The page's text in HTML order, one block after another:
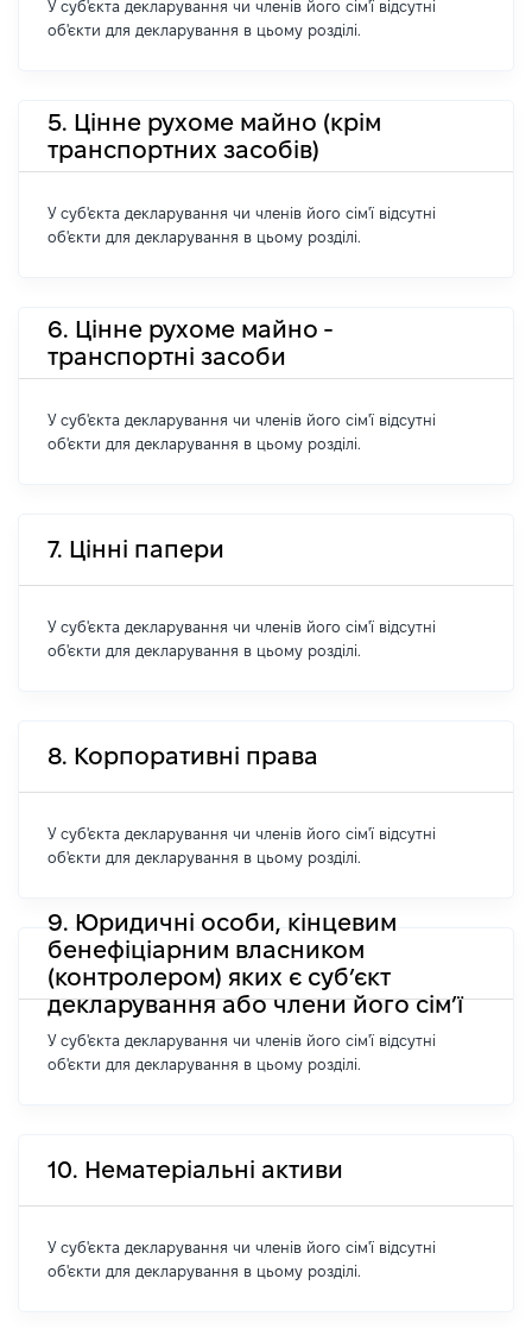
У суб'єкта декларування чи членів його сім'ї відсутні
об'єкти для декларування в цьому розділі.
5. Цінне рухоме майно (крім
транспортних засобів)
У суб'єкта декларування чи членів його сім'ї відсутні
об'єкти для декларування в цьому розділі.
6. Цінне рухоме майно -
транспортні засоби
У суб'єкта декларування чи членів його сім'ї відсутні
об'єкти для декларування в цьому розділі.
7. Цінні папери
У суб'єкта декларування чи членів його сім'ї відсутні
об'єкти для декларування в цьому розділі.
8. Корпоративні права
У суб'єкта декларування чи членів його сім'ї відсутні
об'єкти для декларування в цьому розділі.
9. Юридичні особи, кінцевим
бенефіціарним власником
(контролером) яких є суб’єкт
декларування або члени його сім’ї
У суб'єкта декларування чи членів його сім'ї відсутні
об'єкти для декларування в цьому розділі.
10. Нематеріальні активи
У суб'єкта декларування чи членів його сім'ї відсутні
об'єкти для декларування в цьому розділі.